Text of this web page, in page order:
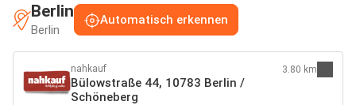
Berlin
Berlin
Automatisch erkennen
nahkauf
Bülowstraße 44, 10783 Berlin /
Schöneberg
3.80 km